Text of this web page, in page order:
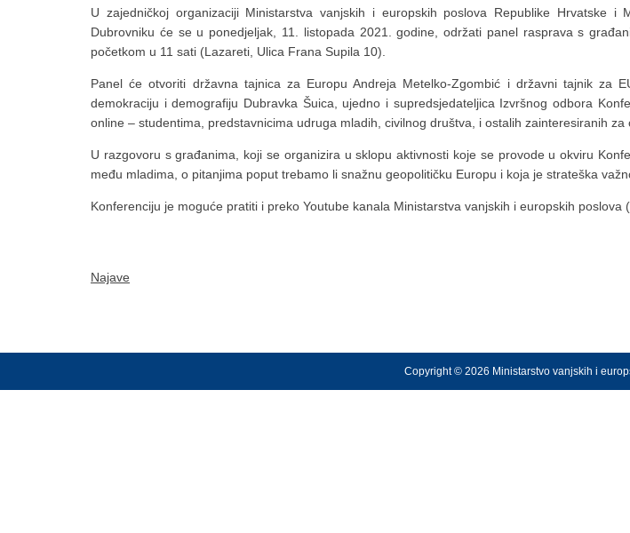
U zajedničkoj organizaciji Ministarstva vanjskih i europskih poslova Republike Hrvatske
Dubrovniku će se u ponedjeljak, 11. listopada 2021. godine, održati panel rasprava s
početkom u 11 sati (Lazareti, Ulica Frana Supila 10).
Panel će otvoriti državna tajnica za Europu Andreja Metelko-Zgombić i državni tajnik za
demokraciju i demografiju Dubravka Šuica, ujedno i supredsjedateljica Izvršnog odbora
online – studentima, predstavnicima udruga mladih, civilnog društva, i ostalih zainteresiranih za
U razgovoru s građanima, koji se organizira u sklopu aktivnosti koje se provode u okviru
među mladima, o pitanjima poput trebamo li snažnu geopolitičku Europu i koja je strateška
Konferenciju je moguće pratiti i preko Youtube kanala Ministarstva vanjskih i europskih poslova (
Najave
Copyright © 2026 Ministarstvo vanjskih i